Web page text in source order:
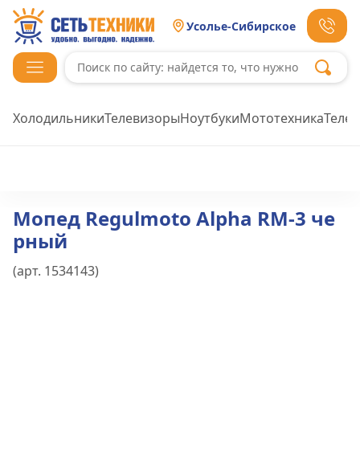
Усолье-Сибирское
ХолодильникиТелевизорыНоутбукиМототехника
Мопед Regulmoto Alpha RM-3 че
рный
(арт. 1534143)